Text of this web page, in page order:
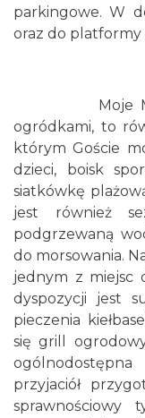
parkingowe. W
oraz do platformy
Moje
ogródkami, to
którym Goście
dzieci, boisk
siatkówkę
jest również
podgrzewaną
do morsowania.
jednym z miejsc
dyspozycji jest
pieczenia
się grill
przyjaciół
sprawnościowy